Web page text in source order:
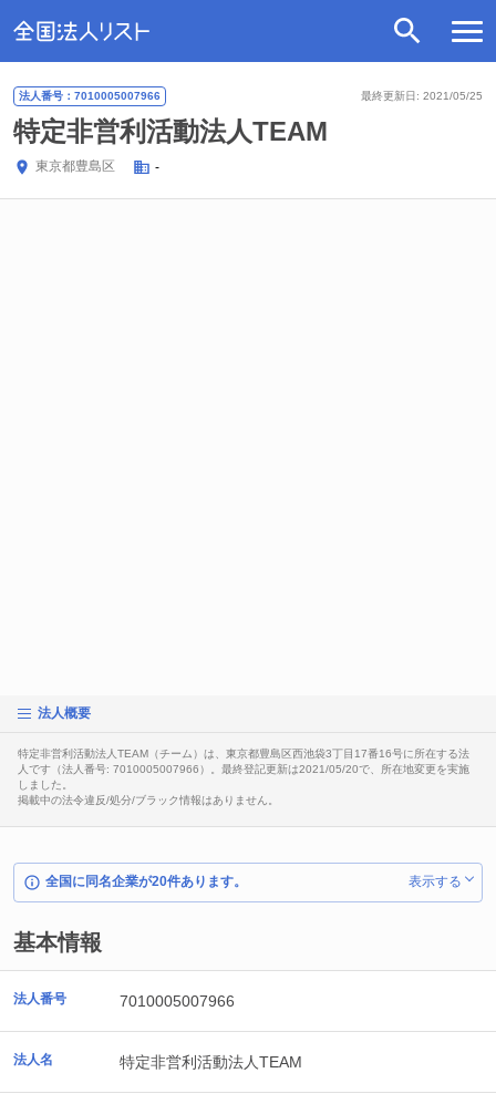
最終更新日: 2021/05/25
法人番号：7010005007966
特定非営利活動法人TEAM
東京都豊島区 -
法人概要
特定非営利活動法人TEAM（チーム）は、東京都豊島区西池袋3丁目17番16号に所在する法
人です（法人番号: 7010005007966）。最終登記更新は2021/05/20で、所在地変更を実施
しました。
掲載中の法令違反/処分/ブラック情報はありません。
全国に同名企業が20件あります。 表示する
基本情報
法人番号 7010005007966
法人名 特定非営利活動法人TEAM